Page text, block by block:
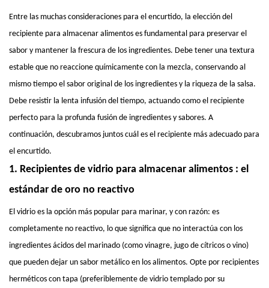
Entre las muchas consideraciones para el encurtido, la elección del
recipiente para almacenar alimentos es fundamental para preservar el
sabor y mantener la frescura de los ingredientes. Debe tener una textura
estable que no reaccione químicamente con la mezcla, conservando al
mismo tiempo el sabor original de los ingredientes y la riqueza de la salsa.
Debe resistir la lenta infusión del tiempo, actuando como el recipiente
perfecto para la profunda fusión de ingredientes y sabores. A
continuación, descubramos juntos cuál es el recipiente más adecuado para
el encurtido.
1. Recipientes de vidrio para almacenar alimentos : el
estándar de oro no reactivo
El vidrio es la opción más popular para marinar, y con razón: es
completamente no reactivo, lo que significa que no interactúa con los
ingredientes ácidos del marinado (como vinagre, jugo de cítricos o vino)
que pueden dejar un sabor metálico en los alimentos. Opte por recipientes
herméticos con tapa (preferiblemente de vidrio templado por su